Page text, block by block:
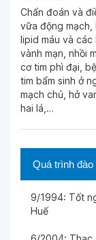
Chẩn đoán và
vữa động mạch,
lipid máu và các
vành mạn, nhồi
cơ tim phì đại,
tim bẩm sinh ở
mạch chủ, hở
hai lá,…
Quá trình đào
9/1994: Tốt
Huế